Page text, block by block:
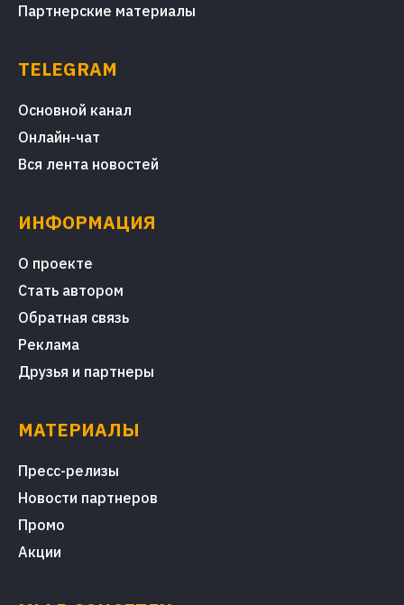
Партнерские материалы
TELEGRAM
Основной канал
Онлайн-чат
Вся лента новостей
ИНФОРМАЦИЯ
О проекте
Стать автором
Обратная связь
Реклама
Друзья и партнеры
МАТЕРИАЛЫ
Пресс-релизы
Новости партнеров
Промо
Акции